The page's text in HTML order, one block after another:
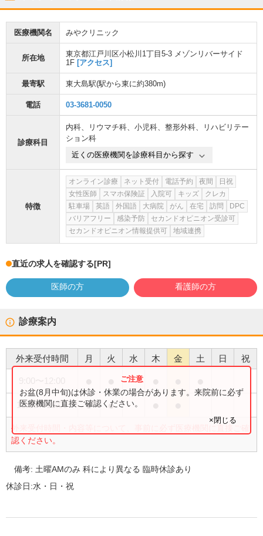
医療機関名 みやクリニック
所在地
東京都江戸川区小松川1丁目5-3 メゾンリバーサイド
1F [アクセス]
最寄駅 東大島駅(駅から東に約380m)
電話 03-3681-0050
診療科目
内科、 リウマチ科、 小児科、 整形外科、
リハビリテー
ション科
近くの医療機関を診療科目から探す
特徴
オンライン診療 ネット受付 電話予約 夜間
日祝
女性医師
スマホ保険証 入院可 キッズ
クレカ
駐車場
英語 外国語 大病院 がん 在宅 訪問
DPC
バリアフリー
感染予防
セカンドオピニオン受診可
セカンドオピニオン情報提供可
地域連携
直近の求人を確認する[PR]
医師の方 看護師の方
診療案内
外来受付時間 月 火 水 木 金 土 日 祝
15:00〜18:00 ● ●
外来受付時間・内容等について、事前に必ず医療機関に直接ご確
認ください。
お盆(8月中旬)は休診・休業の場合があります。来院前に必ず
医療機関に直接ご確認ください。
×閉じる
備考: 土曜AMのみ 科により異なる 臨時休診あり
休診日:水・日・祝